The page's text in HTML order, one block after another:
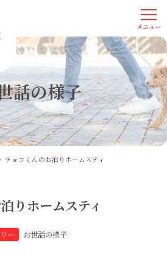
話の様子
チョコくんのお泊りホームスティ
りホームスティ
ー お世話の様子